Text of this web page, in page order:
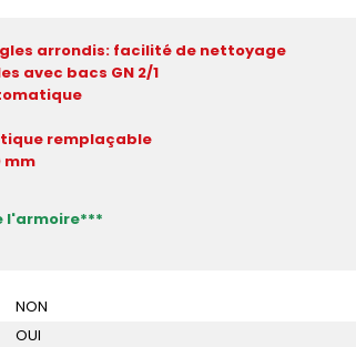
arrondis: facilité de nettoyage
avec bacs GN 2/1
remplaçable
mm
l'armoire***
NON
OUI